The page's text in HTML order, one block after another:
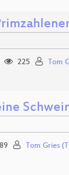
225 Tom
Tom Gries